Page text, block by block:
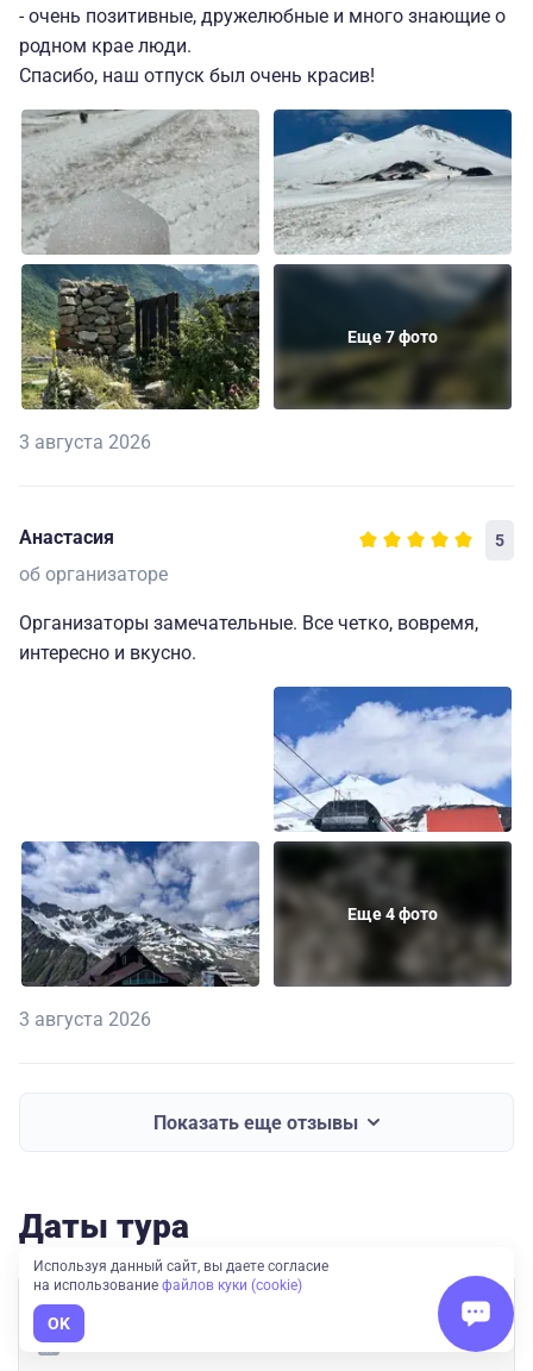
- очень позитивные, дружелюбные и много знающие о
родном крае люди.
Спасибо, наш отпуск был очень красив!
Еще 7 фото
3 августа 2026
Анастасия 5
об организаторе
Организаторы замечательные. Все четко, вовремя,
интересно и вкусно.
Еще 4 фото
3 августа 2026
Показать еще отзывы
Даты тура
RUB 45,900
10 авг. — 17 авг.
Используя данный сайт, вы даете согласие
на использование файлов куки (cookie)
OK